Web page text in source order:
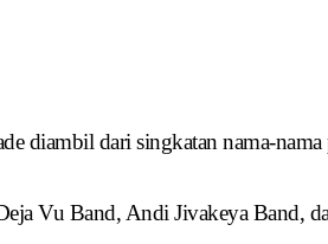
diambil dari singkatan nama-
Vu Band, Andi Jivakeya Band,